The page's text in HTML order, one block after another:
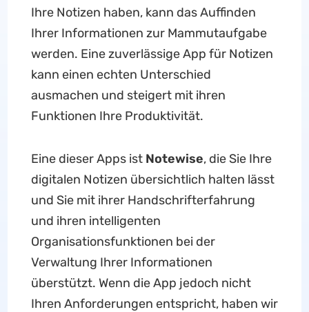
Ihre Notizen haben, kann das Auffinden
Ihrer Informationen zur Mammutaufgabe
werden. Eine zuverlässige App für Notizen
kann einen echten Unterschied
ausmachen und steigert mit ihren
Funktionen Ihre Produktivität.
Eine dieser Apps ist Notewise, die Sie Ihre
digitalen Notizen übersichtlich halten lässt
und Sie mit ihrer Handschrifterfahrung
und ihren intelligenten
Organisationsfunktionen bei der
Verwaltung Ihrer Informationen
überstützt. Wenn die App jedoch nicht
Ihren Anforderungen entspricht, haben wir